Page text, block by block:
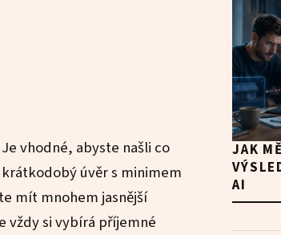
vhodné, abyste našli co
úvěr s minimem
mít mnohem jasnější
vždy si vybírá příjemné
JAK
AI